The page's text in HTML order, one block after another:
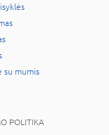
su mumis
POLITIKA